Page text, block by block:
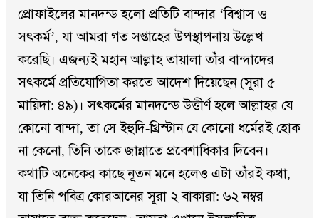
প্রোফাইলের মানদন্ড হলো প্রতিটি বান্দার ‘বিশ্বাস ও
সৎকর্ম’, যা আমরা গত সপ্তাহের উপস্থাপনায় উল্লেখ
করেছি। এজন্যই মহান আল্লাহ তায়ালা তাঁর বান্দাদের
সৎকর্মে প্রতিযোগিতা করতে আদেশ দিয়েছেন (সূরা ৫
মায়িদা: ৪৯)। সৎকর্মের মানদন্ডে উত্তীর্ণ হলে আল্লাহর যে
কোনো বান্দা, তা সে ইহুদি-খ্রিস্টান যে কোনো ধর্মেরই হোক
না কেনো, তিনি তাকে জান্নাতে প্রবেশাধিকার দিবেন।
কথাটি অনেকের কাছে নূতন মনে হলেও এটা তাঁরই কথা,
যা তিনি পবিত্র কোরআনের সূরা ২ বাকারা: ৬২ নম্বর